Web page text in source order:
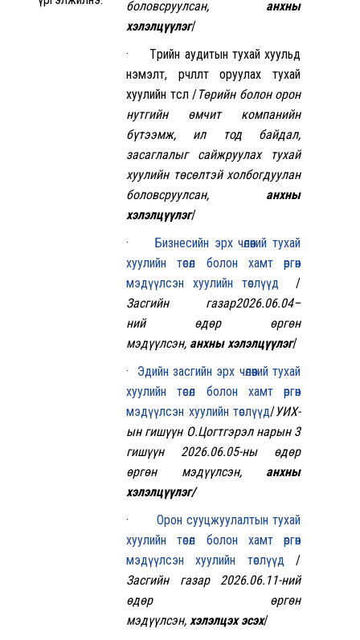
боловсруулсан,
анхны
хэлэлцүүлэг/
· Төрийн аудитын тухай хуульд
нэмэлт, өөрчлөлт оруулах тухай
хуулийн төсөл /Төрийн болон орон
нутгийн өмчит компанийн
бүтээмж, ил тод байдал,
засаглалыг сайжруулах тухай
хуулийн төсөлтэй холбогдуулан
боловсруулсан,
анхны
хэлэлцүүлэг/
·Бизнесийн эрх чөлөөний тухай
хуулийн төсөл болон хамт өргөн
мэдүүлсэн хуулийн төслүүд /
Засгийн газар2026.06.04–
нийөдөр өргөн
мэдүүлсэн, анхны хэлэлцүүлэг/
· Эдийн засгийн эрх чөлөөний тухай
хуулийн төсөл болон хамт өргөн
мэдүүлсэн хуулийн төслүүд/УИХ-
ын гишүүн О.Цогтгэрэл нарын 3
гишүүн 2026.06.05-ны өдөр
өргөн мэдүүлсэн, анхны
хэлэлцүүлэг/
· Орон сууцжуулалтын тухай
хуулийн төсөл болон хамт өргөн
мэдүүлсэн хуулийн төслүүд /
Засгийн газар 2026.06.11-ний
өдөр өргөн
мэдүүлсэн, хэлэлцэх эсэх/